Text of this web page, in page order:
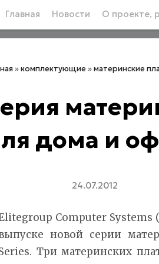
Главная Новости О проекте,
»комплектующие »материнские
дома и
24.07.2012
Computer Systems
новой серии
Три материнских